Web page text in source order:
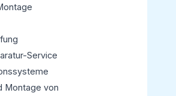
Service
Montage von